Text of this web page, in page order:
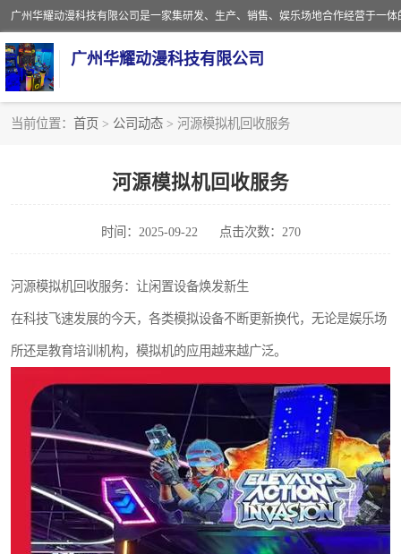
广州华耀动漫科技有限公司
当前位置： 首页 > 公司动态 > 河源模拟机回收服务
河源模拟机回收服务
时间：2025-09-22 点击次数：270
河源模拟机回收服务：让闲置设备焕发新生
在科技飞速发展的今天，各类模拟设备不断更新换代，无论是娱乐场
所还是教育培训机构，模拟机的应用越来越广泛。
游戏厅回收